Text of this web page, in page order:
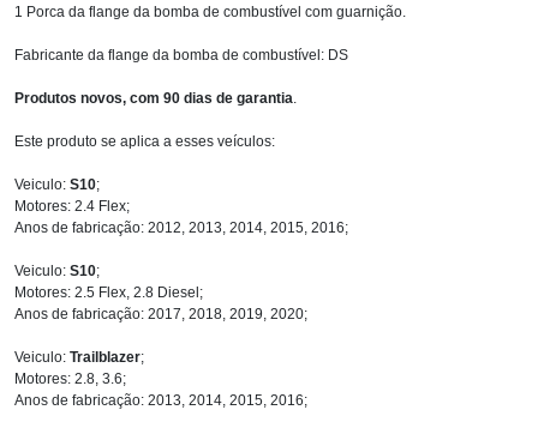
1 Porca da flange da bomba de combustível com guarnição.
Fabricante da flange da bomba de combustível: DS
Produtos novos, com 90 dias de garantia
Este produto se aplica a esses veículos:
Veiculo: S10;
Motores: 2.4 Flex;
Anos de fabricação: 2012, 2013, 2014, 2015, 2016;
Veiculo: S10;
Motores: 2.5 Flex, 2.8 Diesel;
Anos de fabricação: 2017, 2018, 2019, 2020;
Veiculo: Trailblazer;
Motores: 2.8, 3.6;
Anos de fabricação: 2013, 2014, 2015, 2016;